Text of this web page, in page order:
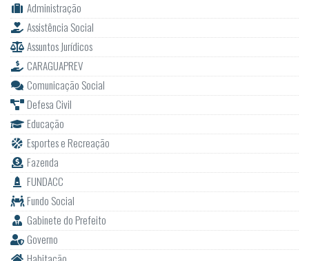
Administração
Assistência Social
Assuntos Jurídicos
CARAGUAPREV
Comunicação Social
Defesa Civil
Educação
Esportes e Recreação
Fazenda
FUNDACC
Fundo Social
Gabinete do Prefeito
Governo